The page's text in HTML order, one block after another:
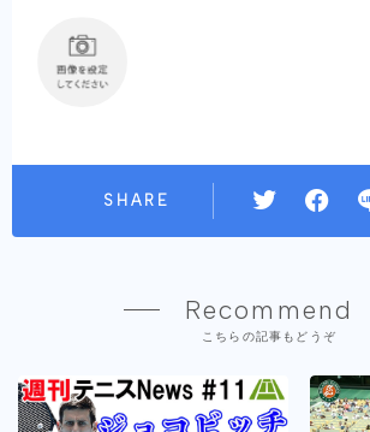
SHARE
Recommend
こちらの記事もどうぞ